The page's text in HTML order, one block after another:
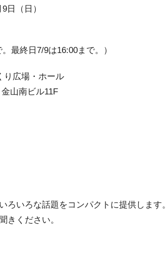
（日）
終日7/9は16:00まで。）
広場・ホール
南ビル11F
いろな話題をコンパクトに提供します。
きください。